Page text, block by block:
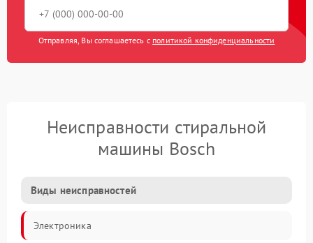
Отправляя, Вы соглашаетесь с политикой конфиденциальности
Неисправности стиральной
машины Bosch
Виды неисправностей
Электроника